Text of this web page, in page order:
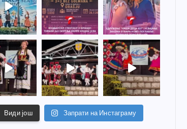
Види још Запрати на Инстаграму